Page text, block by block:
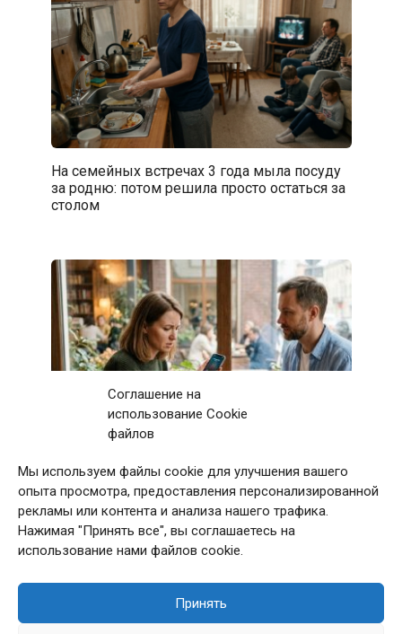
Соглашение на
использование Cookie
файлов
Мы используем файлы cookie для улучшения вашего
опыта просмотра, предоставления персонализированной
рекламы или контента и анализа нашего трафика.
Нажимая "Принять все", вы соглашаетесь на
использование нами файлов cookie.
Принять
На семейных встречах 3 года мыла посуду
за родню: потом решила просто остаться за
столом
Первое свидание с мужчиной закончилось
после 11 звонков матери: дома я приняла
непростое решение
© 2026 Сладкая Жизнь